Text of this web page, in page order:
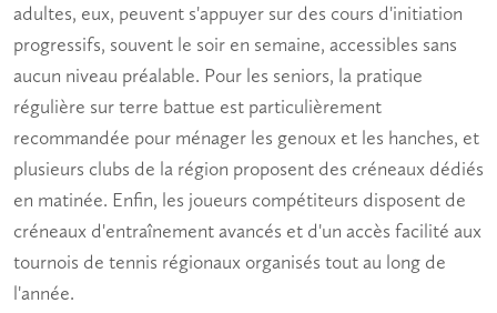
adultes, eux, peuvent s'appuyer sur des cours d'initiation
progressifs, souvent le soir en semaine, accessibles sans
aucun niveau préalable. Pour les seniors, la pratique
régulière sur terre battue est particulièrement
recommandée pour ménager les genoux et les hanches, et
plusieurs clubs de la région proposent des créneaux dédiés
en matinée. Enfin, les joueurs compétiteurs disposent de
créneaux d'entraînement avancés et d'un accès facilité aux
tournois de tennis régionaux organisés tout au long de
l'année.